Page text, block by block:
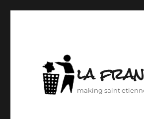
la
making saint